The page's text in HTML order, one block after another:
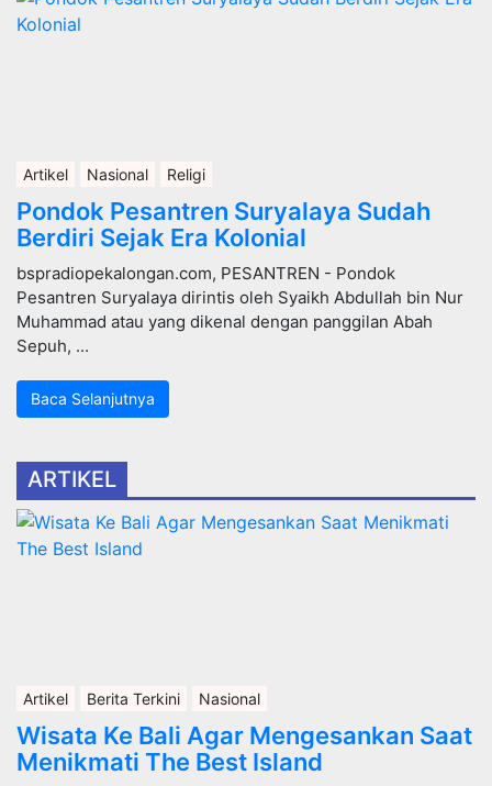
Artikel Nasional Religi
Pondok Pesantren Suryalaya Sudah
Berdiri Sejak Era Kolonial
bspradiopekalongan.com, PESANTREN - Pondok
Pesantren Suryalaya dirintis oleh Syaikh Abdullah bin Nur
Muhammad atau yang dikenal dengan panggilan Abah
Sepuh, ...
Baca Selanjutnya
ARTIKEL
Artikel Berita Terkini Nasional
Wisata Ke Bali Agar Mengesankan Saat
Menikmati The Best Island